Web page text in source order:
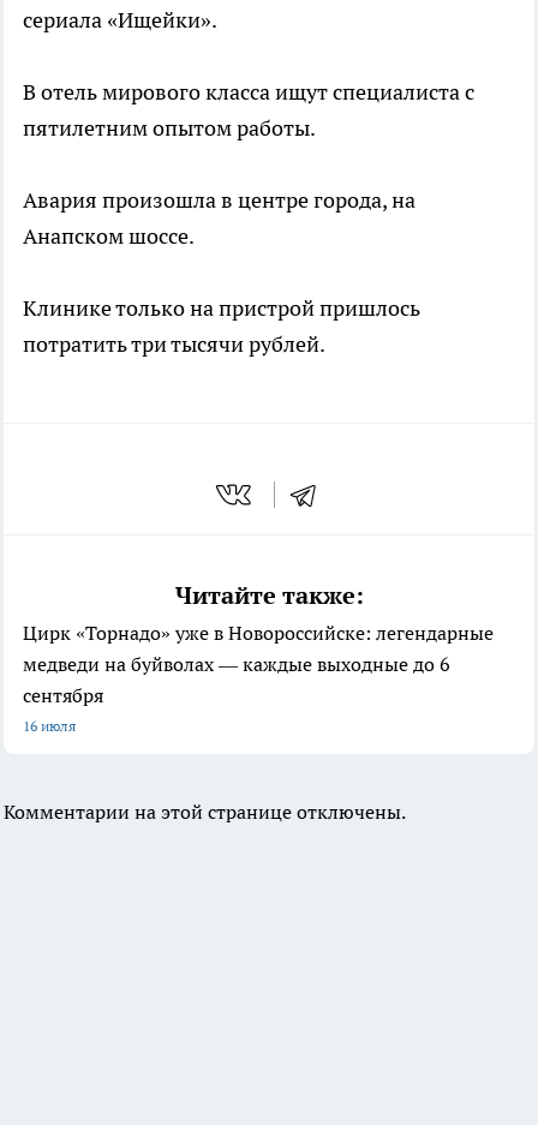
сериала «Ищейки».
В отель мирового класса ищут специалиста с
пятилетним опытом работы.
Авария произошла в центре города, на
Анапском шоссе.
Клинике только на пристрой пришлось
потратить три тысячи рублей.
Читайте также:
Цирк «Торнадо» уже в Новороссийске: легендарные
медведи на буйволах — каждые выходные до 6
сентября
16 июля
Комментарии на этой странице отключены.